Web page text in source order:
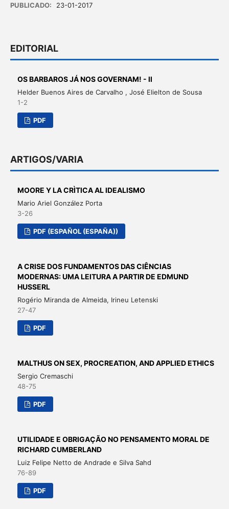
PUBLICADO: 23-01-2017
EDITORIAL
OS BARBAROS JÁ NOS GOVERNAM! - II
Helder Buenos Aires de Carvalho , José Elielton de Sousa
1-2
PDF
ARTIGOS/VARIA
MOORE Y LA CRÌTICA AL IDEALISMO
Mario Ariel González Porta
3-26
PDF (ESPAÑOL (ESPAÑA))
A CRISE DOS FUNDAMENTOS DAS CIÊNCIAS
MODERNAS: UMA LEITURA A PARTIR DE EDMUND
HUSSERL
Rogério Miranda de Almeida, Irineu Letenski
27-47
PDF
MALTHUS ON SEX, PROCREATION, AND APPLIED ETHICS
Sergio Cremaschi
48-75
PDF
UTILIDADE E OBRIGAÇÃO NO PENSAMENTO MORAL DE
RICHARD CUMBERLAND
Luiz Felipe Netto de Andrade e Silva Sahd
76-89
PDF